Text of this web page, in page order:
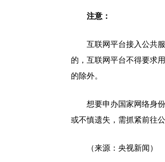
注意：
互联网平台接入公共
的，互联网平台不得要求
的除外。
想要申办国家网络身
或不慎遗失，需抓紧前往
（来源：央视新闻）